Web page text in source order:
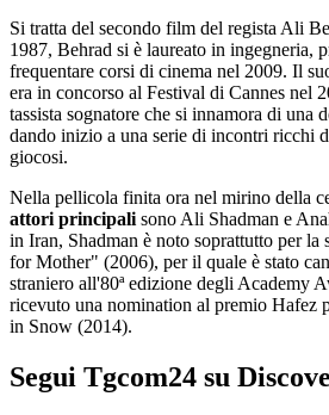
Si tratta del secondo film del regista Ali
1987, Behrad si è laureato in ingegneria,
frequentare corsi di cinema nel 2009. Il
era in concorso al Festival di Cannes nel
tassista sognatore che si innamora di una
dando inizio a una serie di incontri ricchi
giocosi.
Nella pellicola finita ora nel mirino della
attori principali sono Ali Shadman e
in Iran, Shadman è noto soprattutto per
for Mother" (2006), per il quale è stato
straniero all'80ª edizione degli Academy
ricevuto una nomination al premio Hafez
in Snow (2014).
Segui Tgcom24 su